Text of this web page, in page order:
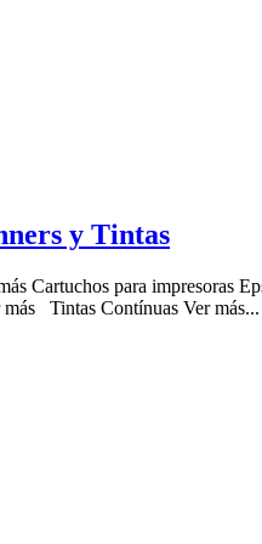
y Tintas
Cartuchos para impresoras
Tintas Contínuas Ver más...